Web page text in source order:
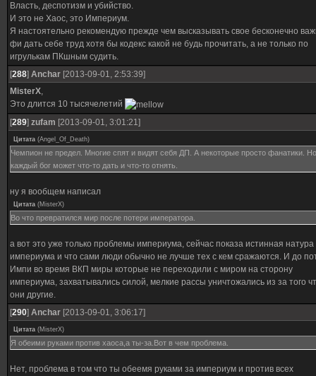
Власть, деспотизм и убийство.
И это не Хаос, это Империум.
Я настоятельно рекомендую прежде чем высказывать свое бесконечно
фи дать себе труд хотя бы кодекс какой не будь прочитать, а не только по
игрулькам ПКшным судить.
[288] Anchar [2013-09-01, 2:53:39]
MisterX,
Это длится 10 тысячелетий
[289] zufam [2013-09-01, 3:01:21]
Цитата (Angel_Оf_Death)
Чемпион не предел. Многие спят и видят себя ДП. А некоторые просто фанатики. Но
каждый бог может что-то дать и что-то отнять.
ну я вообщем написал
Цитата (MisterX)
Во что превратился мир после потери императора.
а вот это уже только проблемы империума, сейчас показа истинная натура
империума и что сами люди обычно не лучше тех с кем сражаются. И до
Импи во время ВКП миры которые не переходили с миром на сторону
империума, захватывались силой, мелкие рассы уничтожались из за того
они другие.
[290] Anchar [2013-09-01, 3:06:17]
Цитата (MisterX)
Я обеими руками против хаоса,а ты-за.Вот в чем проблема.
Нет, проблема в том что ты обеемя руками за империум и против всех